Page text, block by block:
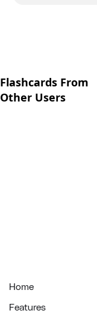
Flashcards From
Other Users
Home
Features